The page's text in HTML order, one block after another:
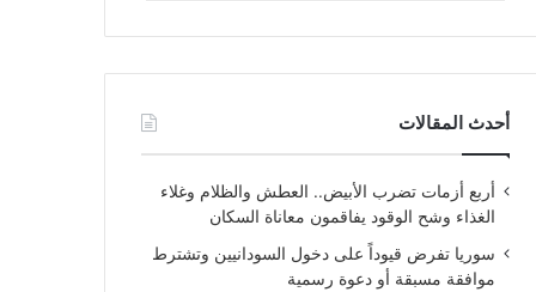
أحدث المقالات
أربع أزمات تضرب الأبيض.. العطش والظلام وغلاء
الغذاء وشح الوقود يفاقمون معاناة السكان
سوريا تفرض قيوداً على دخول السودانيين وتشترط
موافقة مسبقة أو دعوة رسمية